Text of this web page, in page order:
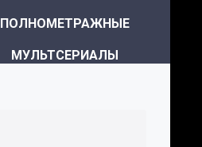
ПОЛНОМЕТРАЖНЫЕ
МУЛЬТСЕРИАЛЫ